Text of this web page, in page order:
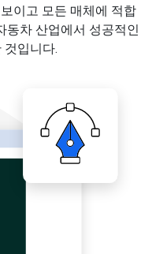
이고 모든 매체에 적합
동차 산업에서 성공적인
것입니다.